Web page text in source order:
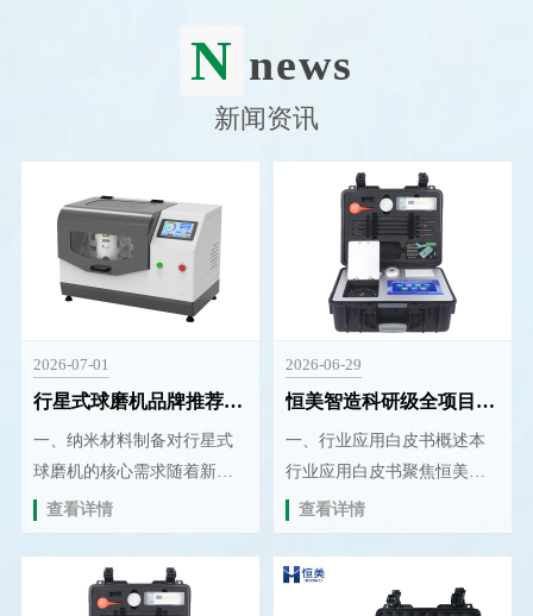
N news
新闻资讯
2026-07-01
行星式球磨机品牌推荐：恒美智造土壤研磨仪技术参数解析
一、纳米材料制备对行星式
球磨机的核心需求随着新材
料产业的快速发展，纳米材
料制备已成为材料科学领域
的重要研究方向。行星式球
查看详情
2026-06-29
恒美智造科研级全项目土壤肥料养分检测仪行业应用白皮书
一、行业应用白皮书概述本
行业应用白皮书聚焦恒美智
造科研级全项目土壤肥料养
分检测仪在农业服务、肥料
生产、科研教学、环境监测
查看详情